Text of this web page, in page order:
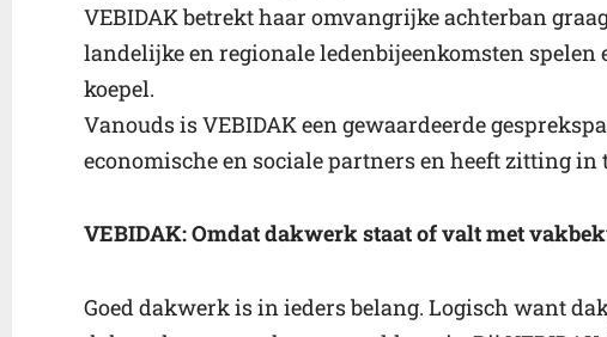
VEBIDAK betrekt haar omvangrijke achterban
landelijke en regionale ledenbijeenkomsten
koepel.
Vanouds is VEBIDAK een gewaardeerde
economische en sociale partners en heeft zitting
VEBIDAK: Omdat dakwerk staat of valt met
Goed dakwerk is in ieders belang. Logisch want